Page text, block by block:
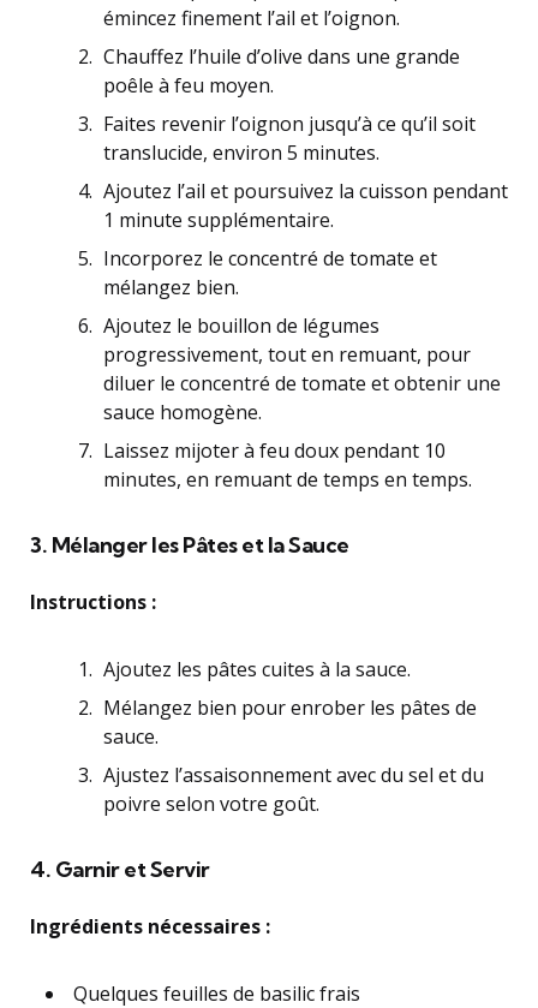
émincez finement l’ail et l’oignon.
Chauffez l’huile d’olive dans une grande
poêle à feu moyen.
Faites revenir l’oignon jusqu’à ce qu’il soit
translucide, environ 5 minutes.
Ajoutez l’ail et poursuivez la cuisson pendant
1 minute supplémentaire.
Incorporez le concentré de tomate et
mélangez bien.
Ajoutez le bouillon de légumes
progressivement, tout en remuant, pour
diluer le concentré de tomate et obtenir une
sauce homogène.
Laissez mijoter à feu doux pendant 10
minutes, en remuant de temps en temps.
3. Mélanger les Pâtes et la Sauce
Instructions :
Ajoutez les pâtes cuites à la sauce.
Mélangez bien pour enrober les pâtes de
sauce.
Ajustez l’assaisonnement avec du sel et du
poivre selon votre goût.
4. Garnir et Servir
Ingrédients nécessaires :
Quelques feuilles de basilic frais